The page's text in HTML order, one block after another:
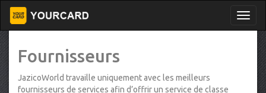
Fournisseurs
JazicoWorld travaille uniquement avec les meilleurs
fournisseurs de services afin d’offrir un service de classe